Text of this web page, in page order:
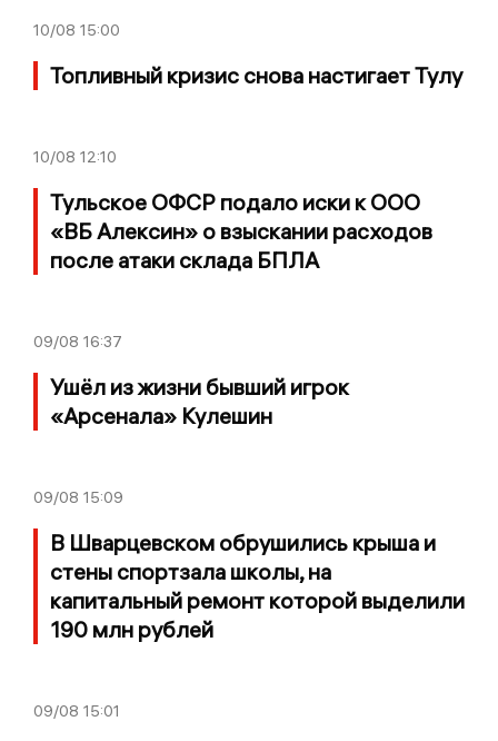
10/08 15:00
Топливный кризис снова настигает Тулу
10/08 12:10
Тульское ОФСР подало иски к ООО
«ВБ Алексин» о взыскании расходов
после атаки склада БПЛА
09/08 16:37
Ушёл из жизни бывший игрок
«Арсенала» Кулешин
09/08 15:09
В Шварцевском обрушились крыша и
стены спортзала школы, на
капитальный ремонт которой выделили
190 млн рублей
09/08 15:01